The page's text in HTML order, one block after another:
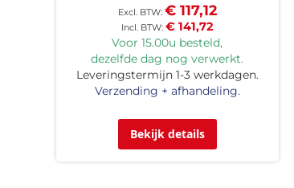
€ 141,72
€ 117,12
Voor 15.00u besteld,
dezelfde dag nog verwerkt.
Leveringstermijn 1-3 werkdagen.
Verzending + afhandeling.
Bekijk details